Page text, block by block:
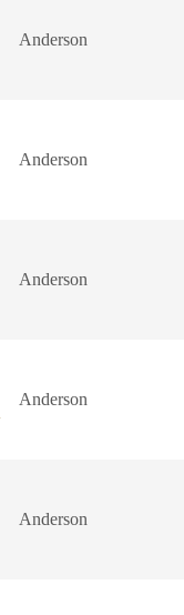
Anderson
Anderson
Anderson
Anderson
Anderson